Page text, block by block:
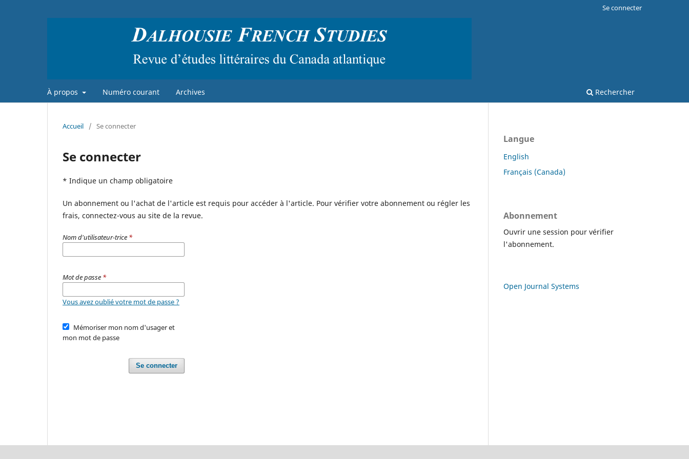
À propos Numéro courant Archives Rechercher
Se connecter
Accueil / Se connecter
Se connecter
* Indique un champ obligatoire
Un abonnement ou l'achat de l'article est requis pour accéder à l'article. Pour vérifier votre abonnement ou régler les
frais, connectez-vous au site de la revue.
Nom d'utilisateur-trice *
Mot de passe *
Vous avez oublié votre mot de passe ?
Mémoriser mon nom d'usager et
mon mot de passe
Se connecter
Langue
English
Français (Canada)
Abonnement
Ouvrir une session pour vérifier
l'abonnement.
Open Journal Systems